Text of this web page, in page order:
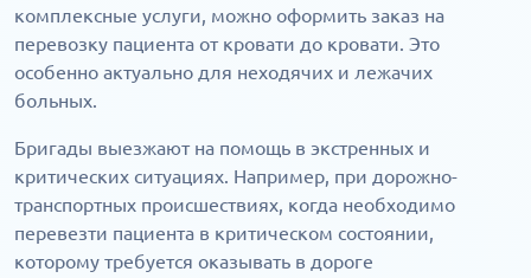
комплексные услуги, можно оформить заказ на
перевозку пациента от кровати до кровати. Это
особенно актуально для неходячих и лежачих
больных.
Бригады выезжают на помощь в экстренных и
критических ситуациях. Например, при дорожно-
транспортных происшествиях, когда необходимо
перевезти пациента в критическом состоянии,
которому требуется оказывать в дороге